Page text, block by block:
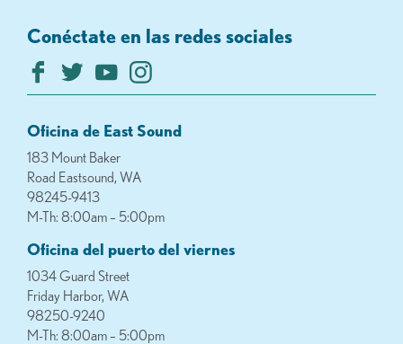
Conéctate en las redes sociales
Oficina de East Sound
183 Mount Baker
Road Eastsound, WA
98245-9413
M-Th: 8:00am – 5:00pm
Oficina del puerto del viernes
1034 Guard Street
Friday Harbor, WA
98250-9240
M-Th: 8:00am – 5:00pm